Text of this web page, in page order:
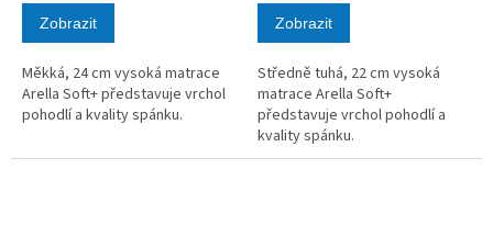
Zobrazit
Měkká, 24 cm vysoká matrace
Arella Soft+ představuje vrchol
pohodlí a kvality spánku.
Zobrazit
Středně tuhá, 22 cm vysoká
matrace Arella Soft+
představuje vrchol pohodlí a
kvality spánku.